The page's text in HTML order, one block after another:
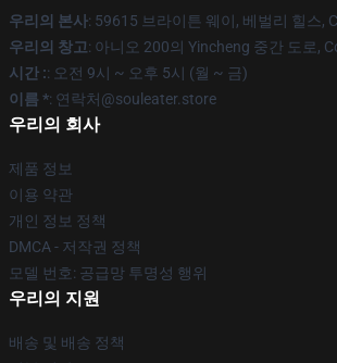
우리의 본사: 59615 브라이튼 웨이, 베벌리 힐스,
우리의 창고: 아니오 200의 Yincheng 중간 도로,
시간 :: 오전 9시 ~ 오후 5시 (월 ~ 금)
이름 *: 연락처@souleater.store
우리의 회사
제품 정보
이용 약관
개인 정보 정책
DMCA - 저작권 정책
모델 번호: 공급망 투명성 행위
우리의 지원
배송 및 배송 정책